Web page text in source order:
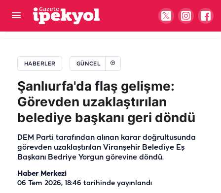
HABERLER GÜNCEL
Şanlıurfa'da flaş gelişme:
Görevden uzaklaştırılan
belediye başkanı geri döndü
DEM Parti tarafından alınan karar doğrultusunda
görevden uzaklaştırılan Viranşehir Belediye Eş
Başkanı Bedriye Yorgun görevine döndü.
Haber Merkezi
06 Tem 2026, 18:46 tarihinde yayınlandı
Şanlıurfa’da deprem hissi uyandıran gürültü!